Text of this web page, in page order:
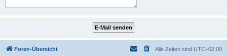
Foren-Übersicht Alle Zeiten sind UTC+02:00